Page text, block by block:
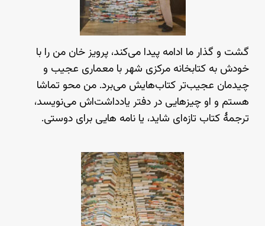
گشت و گذار ما ادامه پیدا می‌کند، پرویز خان من را با
خودش به کتابخانه مرکزی شهر با معماری عجیب و
چیدمان عجیب‌تر کتاب‌هایش می‌برد. من محو تماشا
هستم و او چیزهایی در دفتر یادداشت‌اش می‌نویسد،
ترجمهٔ کتاب تازه‌ای شاید، یا نامه هایی برای دوستی.